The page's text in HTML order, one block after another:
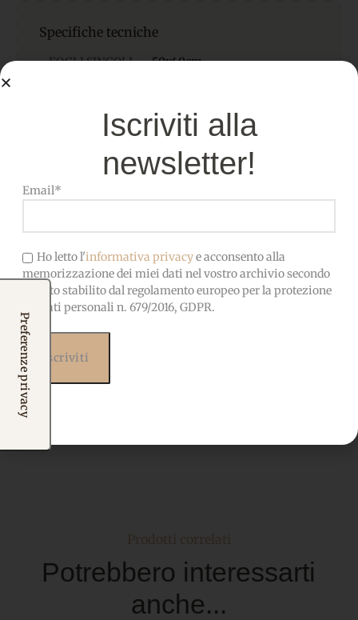
Specifiche tecniche
FOGLI SINGOLI 50x40cm
MATERIALE
Pannolenci di alta qualità,
morbido, facile da cucire e
incollare
COMPOSIZIONE 100% Poliestere
Potrebbero interessarti
anche...
Iscriviti alla
newsletter!
Email*
Ho letto l'informativa privacye acconsento alla
memorizzazione dei miei dati nel vostro archivio secondo
quanto stabilito dal regolamento europeo per la protezione
dei dati personali n. 679/2016, GDPR.